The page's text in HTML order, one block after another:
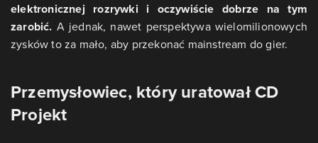
elektronicznej rozrywki i oczywiście dobrze na tym
zarobić. A jednak, nawet perspektywa wielomilionowych
zysków to za mało, aby przekonać mainstream do gier.
Przemysłowiec, który uratował CD
Projekt